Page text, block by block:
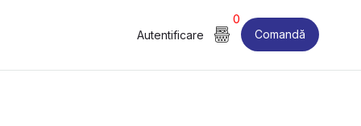
Autentificare
0
Comandă